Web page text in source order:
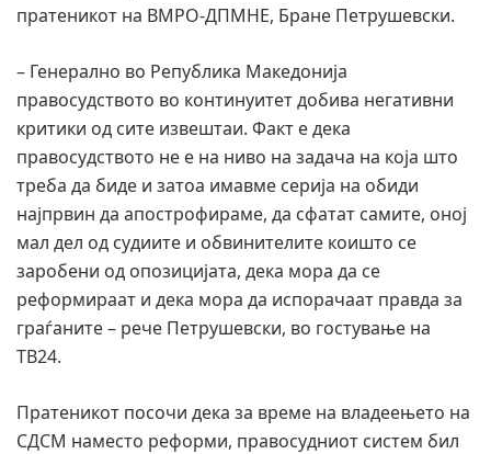
пратеникот на ВМРО-ДПМНЕ, Бране Петрушевски.
– Генерално во Република Македонија
правосудството во континуитет добива негативни
критики од сите извештаи. Факт е дека
правосудството не е на ниво на задача на која што
треба да биде и затоа имавме серија на обиди
најпрвин да апострофираме, да сфатат самите, оној
мал дел од судиите и обвинителите коишто се
заробени од опозицијата, дека мора да се
реформираат и дека мора да испорачаат правда за
граѓаните – рече Петрушевски, во гостување на
ТВ24.
Пратеникот посочи дека за време на владеењето на
СДСМ наместо реформи, правосудниот систем бил